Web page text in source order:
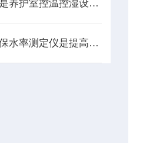
什么是养护室控温控湿设备安装方法及使用说明
石膏保水率测定仪是提高建筑材料质量的关键工具